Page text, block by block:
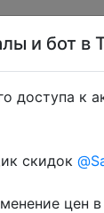
и бот в
доступа к
скидок
цен в